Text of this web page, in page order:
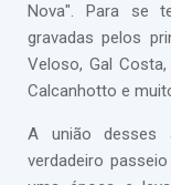
Nova". Para se
gravadas pelos
Veloso, Gal
Calcanhotto e
A união desses
verdadeiro